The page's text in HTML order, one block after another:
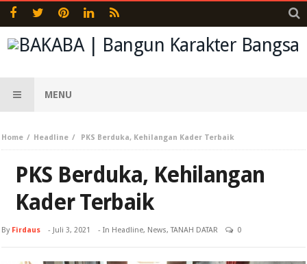
MENU
Home Headline PKS Berduka, Kehilangan Kader Terbaik
PKS Berduka, Kehilangan
Kader Terbaik
By Firdaus - Juli 3, 2021 - In Headline, News,TANAH DATAR 0